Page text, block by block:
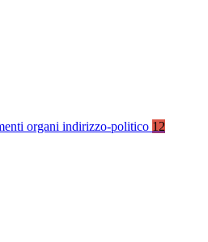
organi indirizzo-politico 12